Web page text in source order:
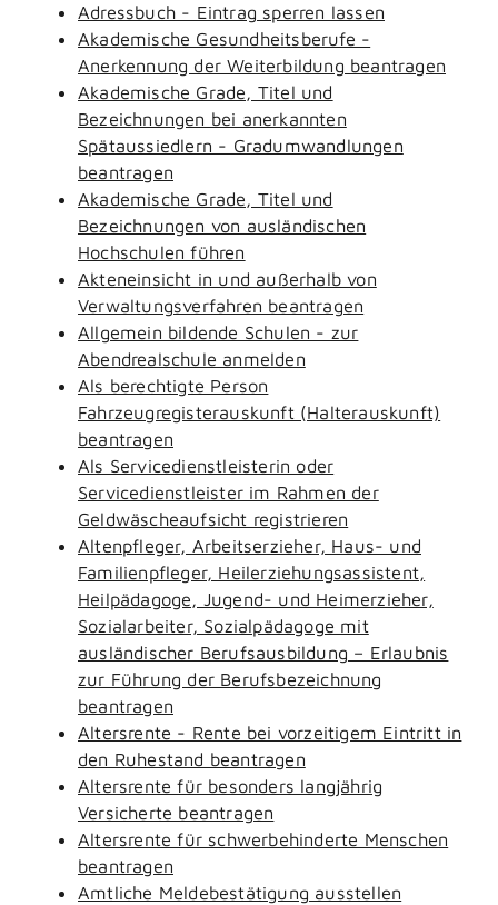
Adressbuch - Eintrag sperren lassen
Akademische Gesundheitsberufe -
Anerkennung der Weiterbildung beantragen
Akademische Grade, Titel und
Bezeichnungen bei anerkannten
Spätaussiedlern - Gradumwandlungen
beantragen
Akademische Grade, Titel und
Bezeichnungen von ausländischen
Hochschulen führen
Akteneinsicht in und außerhalb von
Verwaltungsverfahren beantragen
Allgemein bildende Schulen - zur
Abendrealschule anmelden
Als berechtigte Person
Fahrzeugregisterauskunft (Halterauskunft)
beantragen
Als Servicedienstleisterin oder
Servicedienstleister im Rahmen der
Geldwäscheaufsicht registrieren
Altenpfleger, Arbeitserzieher, Haus- und
Familienpfleger, Heilerziehungsassistent,
Heilpädagoge, Jugend- und Heimerzieher,
Sozialarbeiter, Sozialpädagoge mit
ausländischer Berufsausbildung – Erlaubnis
zur Führung der Berufsbezeichnung
beantragen
Altersrente - Rente bei vorzeitigem Eintritt in
den Ruhestand beantragen
Altersrente für besonders langjährig
Versicherte beantragen
Altersrente für schwerbehinderte Menschen
beantragen
Amtliche Meldebestätigung ausstellen